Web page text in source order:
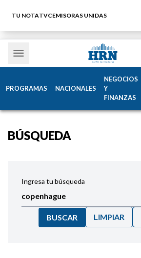
TU NOTATVCEMISORAS UNIDAS
PROGRAMAS NACIONALES
NEGOCIOS
Y
FINANZAS
BÚSQUEDA
Ingresa tu búsqueda
BUSCAR LIMPIAR